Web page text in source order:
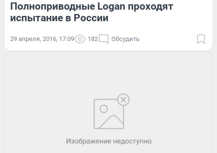
Полноприводные Logan проходят
испытание в России
29 апреля, 2016, 17:09 182 Обсудить